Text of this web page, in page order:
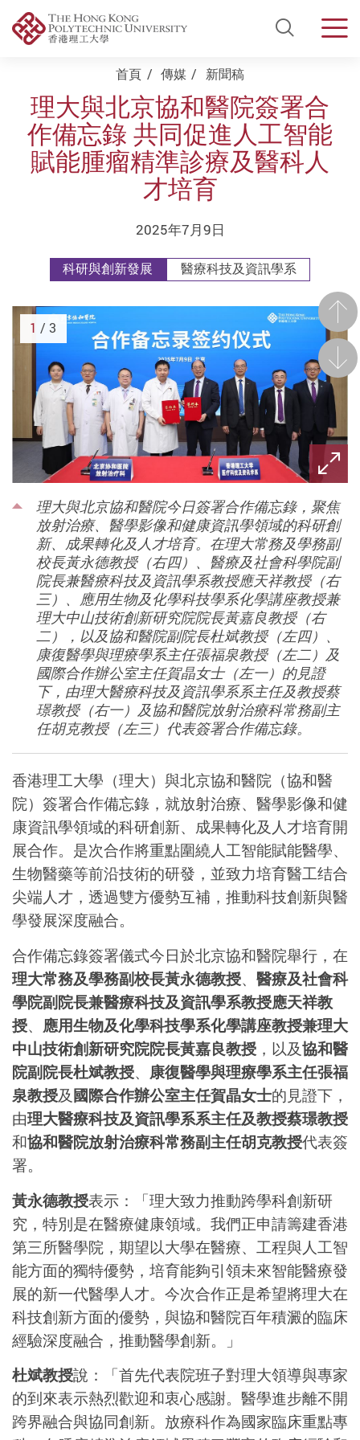
Open
Start main content首頁 傳媒 新聞稿
理大與北京協和醫院簽署合
作備忘錄 共同促進人工智能
賦能腫瘤精準診療及醫科人
才培育
2025年7月9日
科研與創新發展 醫療科技及資訊學系
前
理大與北京協和醫院今日簽署合作備忘錄，聚焦
放射治療、醫學影像和健康資訊學領域的科研創
新、成果轉化及人才培育。在理大常務及學務副
校長黃永德教授（右四）、醫療及社會科學院副
院長兼醫療科技及資訊學系教授應天祥教授（右
三）、應用生物及化學科技學系化學講座教授兼
理大中山技術創新研究院院長黃嘉良教授（右
二），以及協和醫院副院長杜斌教授（左四）、
康復醫學與理療學系主任張福泉教授（左二）及
國際合作辦公室主任賀晶女士（左一）的見證
下，由理大醫療科技及資訊學系系主任及教授蔡
璟教授（右一）及協和醫院放射治療科常務副主
任胡克教授（左三）代表簽署合作備忘錄。
後一
1 / 3
香港理工大學（理大）與北京協和醫院（協和醫
院）簽署合作備忘錄，就放射治療、醫學影像和健
康資訊學領域的科研創新、成果轉化及人才培育開
展合作。是次合作將重點圍繞人工智能賦能醫學、
生物醫藥等前沿技術的研發，並致力培育醫工结合
尖端人才，透過雙方優勢互補，推動科技創新與醫
學發展深度融合。
合作備忘錄簽署儀式今日於北京協和醫院舉行，在
理大常務及學務副校長黃永德教授、 醫療及社會科
學院副院長兼醫療科技及資訊學系教授應天祥教
授、 應用生物及化學科技學系化學講座教授兼理大
中山技術創新研究院院長黃嘉良教授 ，以及協和醫
院副院長杜斌教授、 康復醫學與理療學系主任張福
泉教授及國際合作辦公室主任賀晶女士的見證下，
由理大醫療科技及資訊學系系主任及教授蔡璟教授
和協和醫院放射治療科常務副主任胡克教授代表簽
署。
黃永德教授表示：「理大致力推動跨學科創新研
究，特別是在醫療健康領域。我們正申請籌建香港
第三所醫學院，期望以大學在醫療、工程與人工智
能方面的獨特優勢，培育能夠引領未來智能醫療發
展的新一代醫學人才。今次合作正是希望將理大在
科技創新方面的優勢，與協和醫院百年積澱的臨床
經驗深度融合，推動醫學創新。」
杜斌教授說：「首先代表院班子對理大領導與專家
的到來表示熱烈歡迎和衷心感謝。醫學進步離不開
跨界融合與協同創新。放療科作為國家臨床重點專